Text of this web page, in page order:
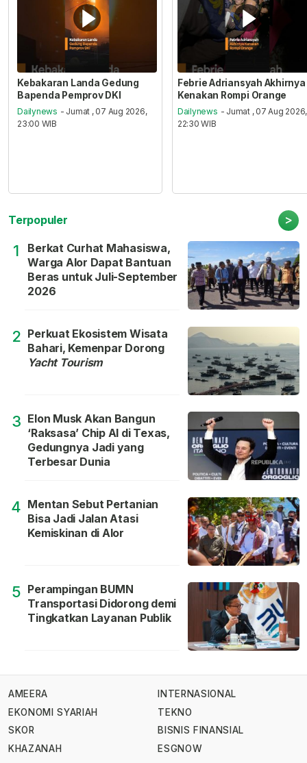
Kebakaran Landa Gedung
Bapenda Pemprov DKI
Dailynews - Jumat , 07 Aug 2026,
23:00 WIB
Febrie Adriansyah Akhirnya
Kenakan Rompi Orange
Dailynews - Jumat , 07 Aug 2026,
22:30 WIB
Terpopuler >
1
Berkat Curhat Mahasiswa,
Warga Alor Dapat Bantuan
Beras untuk Juli-September
2026
2 Perkuat Ekosistem Wisata
Bahari, Kemenpar Dorong
Yacht Tourism
3 Elon Musk Akan Bangun
‘Raksasa’ Chip AI di Texas,
Gedungnya Jadi yang
Terbesar Dunia
4 Mentan Sebut Pertanian
Bisa Jadi Jalan Atasi
Kemiskinan di Alor
5 Perampingan BUMN
Transportasi Didorong demi
Tingkatkan Layanan Publik
AMEERA
EKONOMI SYARIAH
SKOR
KHAZANAH
INTERNASIONAL
TEKNO
BISNIS FINANSIAL
ESGNOW